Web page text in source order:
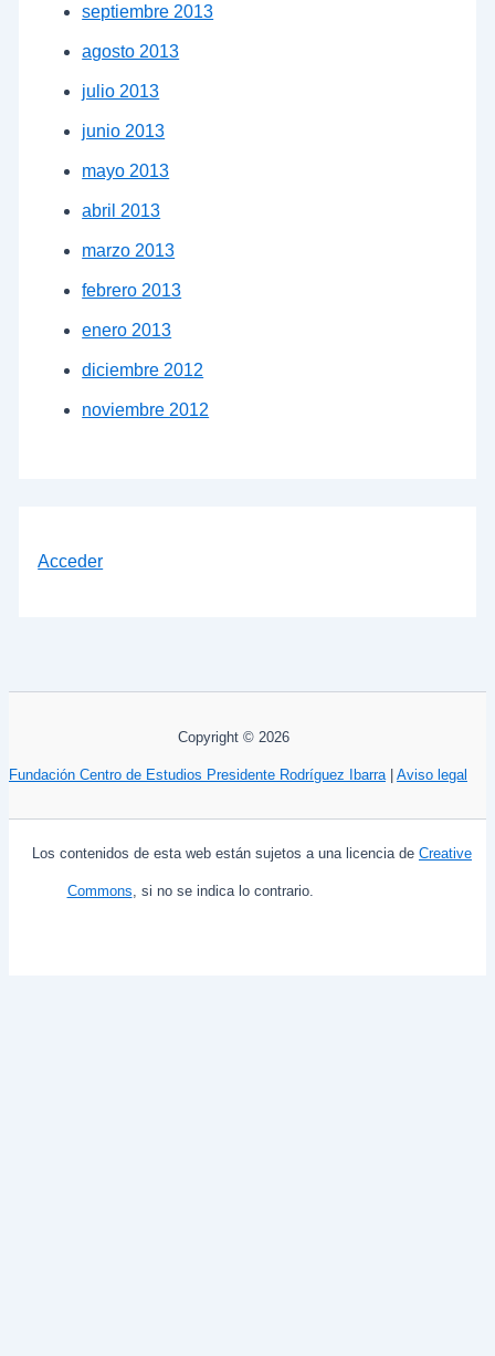
septiembre 2013
agosto 2013
julio 2013
junio 2013
mayo 2013
abril 2013
marzo 2013
febrero 2013
enero 2013
diciembre 2012
noviembre 2012
Acceder
Copyright © 2026
Fundación Centro de Estudios Presidente Rodríguez Ibarra| Aviso legal
Los contenidos de esta web están sujetos a una licencia de Creative
Commons, si no se indica lo contrario.